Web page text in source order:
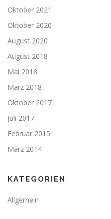
Oktober 2021
Oktober 2020
August 2020
August 2018
Mai 2018
März 2018
Oktober 2017
Juli 2017
Februar 2015
März 2014
KATEGORIEN
Allgemein